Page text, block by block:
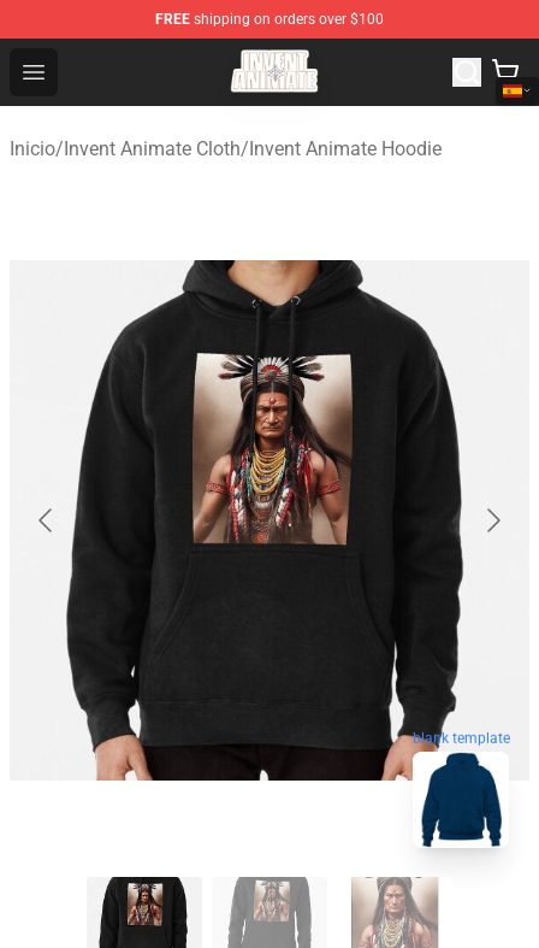
FREE shipping on orders over $100
Open menu
Invent Animate Shop - Official Invent Animate
Inicio/Invent Animate Cloth/Invent Animate Hoodie
blank template